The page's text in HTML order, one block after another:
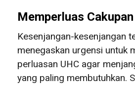
Memperluas Cakupan
Kesenjangan-kesenjangan
menegaskan urgensi untuk
perluasan UHC agar
yang paling membutuhkan.